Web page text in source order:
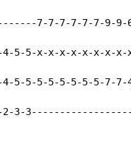
7-7-7-7-7-7-9-9-6-
4-5-5-x-x-x-x-x-x-x-
5-5-5-5-5-5-5-5-7-7-
2-2-3-